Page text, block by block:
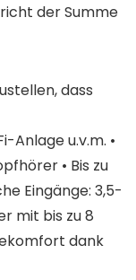
der Summe
dass
Anlage u.v.m. •
• Bis zu
Eingänge: 3,5-
mit bis zu 8
dank